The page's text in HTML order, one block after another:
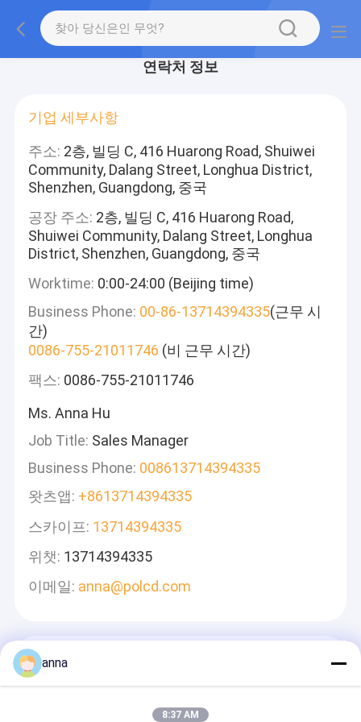
연락처 정보
기업 세부사항
주소: 2층, 빌딩 C, 416 Huarong Road, Shuiwei
Community, Dalang Street, Longhua District,
Shenzhen, Guangdong, 중국
공장 주소: 2층, 빌딩 C, 416 Huarong Road,
Shuiwei Community, Dalang Street, Longhua
District, Shenzhen, Guangdong, 중국
Worktime: 0:00-24:00 (Beijing time)
Business Phone: 00-86-13714394335(근무 시
간)
0086-755-21011746 (비 근무 시간)
팩스: 0086-755-21011746
Ms. Anna Hu
Job Title: Sales Manager
Business Phone: 008613714394335
왓츠앱: +8613714394335
스카이프: 13714394335
위챗: 13714394335
이메일: anna@polcd.com
anna
8:37 AM